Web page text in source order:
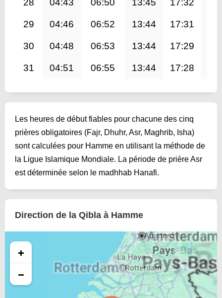
29 04:46 06:52 13:44 17:31
30 04:48 06:53 13:44 17:29
31 04:51 06:55 13:44 17:28
Les heures de début fiables pour chacune des cinq
prières obligatoires (Fajr, Dhuhr, Asr, Maghrib, Isha)
sont calculées pour Hamme en utilisant la méthode de
la Ligue Islamique Mondiale. La période de prière Asr
est déterminée selon le madhhab Hanafi.
Direction de la Qibla à Hamme
+
−